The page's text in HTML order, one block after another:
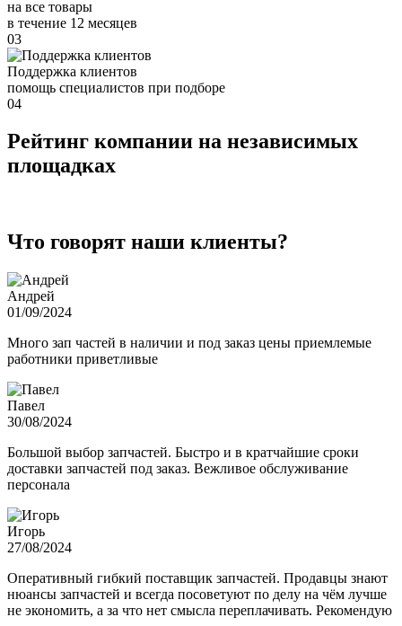
на все товары
в течение 12 месяцев
03
Поддержка клиентов
помощь специалистов при подборе
04
Рейтинг компании на независимых
площадках
Что говорят наши клиенты?
Андрей
01/09/2024
Много зап частей в наличии и под заказ цены приемлемые
работники приветливые
Павел
30/08/2024
Большой выбор запчастей. Быстро и в кратчайшие сроки
доставки запчастей под заказ. Вежливое обслуживание
персонала
Игорь
27/08/2024
Оперативный гибкий поставщик запчастей. Продавцы знают
нюансы запчастей и всегда посоветуют по делу на чём лучше
не экономить, а за что нет смысла переплачивать. Рекомендую